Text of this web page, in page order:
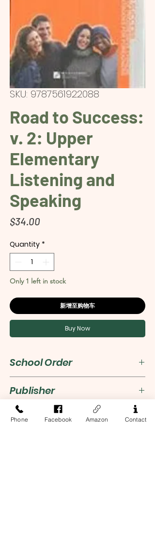
SKU: 9787561922088
Road to Success:
v. 2: Upper
Elementary
Listening and
Speaking
$34.00Price
Quantity *
Only 1 left in stock
新增至购物车
Buy Now
School Order
For school order, please
clickhere.
Publisher
北京语言大学出版社
ISBN
Phone Facebook Amazon Contact